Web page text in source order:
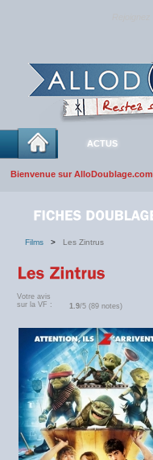
ACTUS
Bienvenue sur AlloDoublage.com
Films > Les Zintrus
Votre avis
sur la VF :
1.9/5 (89 notes)